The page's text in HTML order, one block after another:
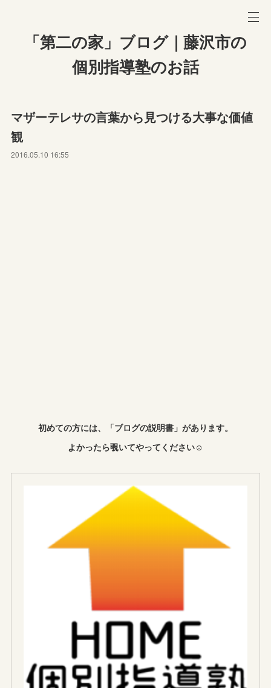
「第二の家」ブログ｜藤沢市の
個別指導塾のお話
マザーテレサの言葉から見つける大事な価値
観
2016.05.10 16:55
初めての方には、「ブログの説明書」があります。
よかったら覗いてやってください☺︎